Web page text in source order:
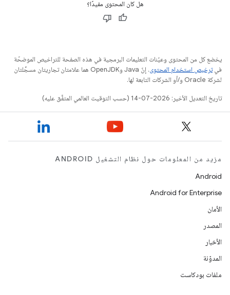
هل كان المحتوى مفيدًا؟
يخضع كل من المحتوى وعيّنات التعليمات البرمجية في هذه الصفحة للتراخيص الموضحّة
فيترخيص استخدام المحتوى
. إنّ Java وOpenJDK هما علامتان تجاريتان مسجَّلتان
لشركة Oracle و/أو الشركات التابعة لها.
تاريخ التعديل الأخير: 2026-07-14 (حسب التوقيت العالمي المتفَّق عليه)
مزيد من المعلومات حول نظام التشغيل ANDROID
Android
Android for Enterprise
الأمان
المصدر
الأخبار
المدوّنة
ملفات بودكاست